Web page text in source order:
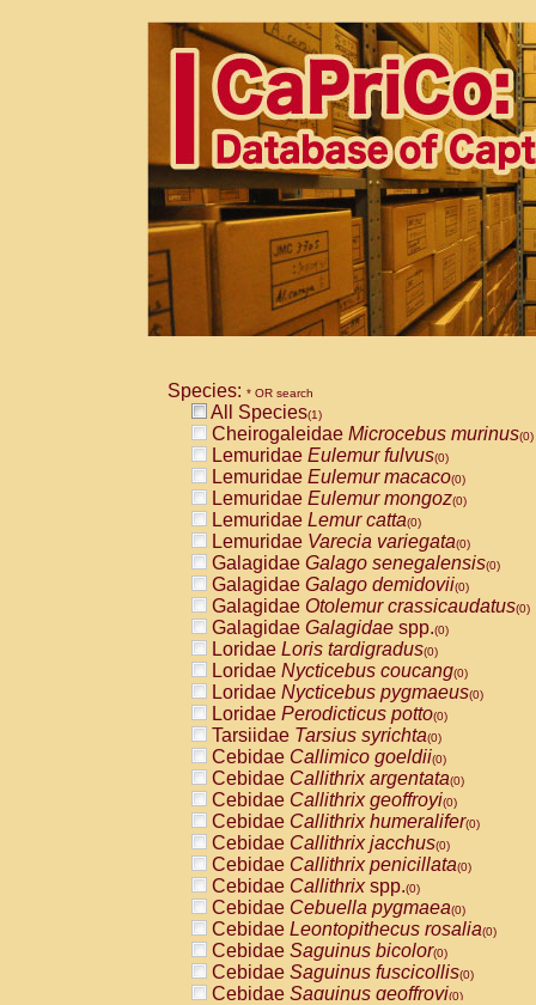
Species: * OR search
All Species(1)
Cheirogaleidae Microcebus murinus(0)
Lemuridae Eulemur fulvus(0)
Lemuridae Eulemur macaco(0)
Lemuridae Eulemur mongoz(0)
Lemuridae Lemur catta(0)
Lemuridae Varecia variegata(0)
Galagidae Galago senegalensis(0)
Galagidae Galago demidovii(0)
Galagidae Otolemur crassicaudatus(0)
Galagidae Galagidae spp.(0)
Loridae Loris tardigradus(0)
Loridae Nycticebus coucang(0)
Loridae Nycticebus pygmaeus(0)
Loridae Perodicticus potto(0)
Tarsiidae Tarsius syrichta(0)
Cebidae Callimico goeldii(0)
Cebidae Callithrix argentata(0)
Cebidae Callithrix geoffroyi(0)
Cebidae Callithrix humeralifer(0)
Cebidae Callithrix jacchus(0)
Cebidae Callithrix penicillata(0)
Cebidae Callithrixspp.(0)
Cebidae Cebuella pygmaea(0)
Cebidae Leontopithecus rosalia(0)
Cebidae Saguinus bicolor(0)
Cebidae Saguinus fuscicollis(0)
Cebidae Saguinus geoffroyi(0)